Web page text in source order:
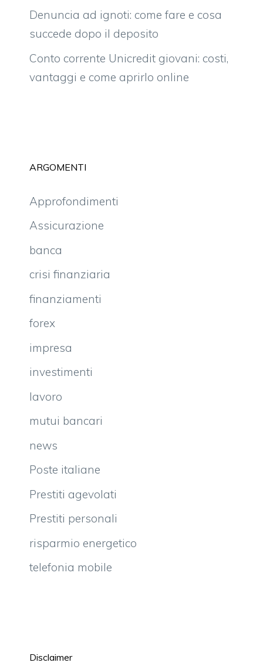
Denuncia ad ignoti: come fare e cosa
succede dopo il deposito
Conto corrente Unicredit giovani: costi,
vantaggi e come aprirlo online
ARGOMENTI
Approfondimenti
Assicurazione
banca
crisi finanziaria
finanziamenti
forex
impresa
investimenti
lavoro
mutui bancari
news
Poste italiane
Prestiti agevolati
Prestiti personali
risparmio energetico
telefonia mobile
Disclaimer